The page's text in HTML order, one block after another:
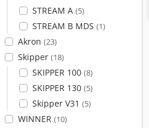
STREAM A (5)
STREAM B MDS (1)
Akron (23)
Skipper (18)
SKIPPER 100 (8)
SKIPPER 130 (5)
Skipper V31 (5)
WINNER (10)